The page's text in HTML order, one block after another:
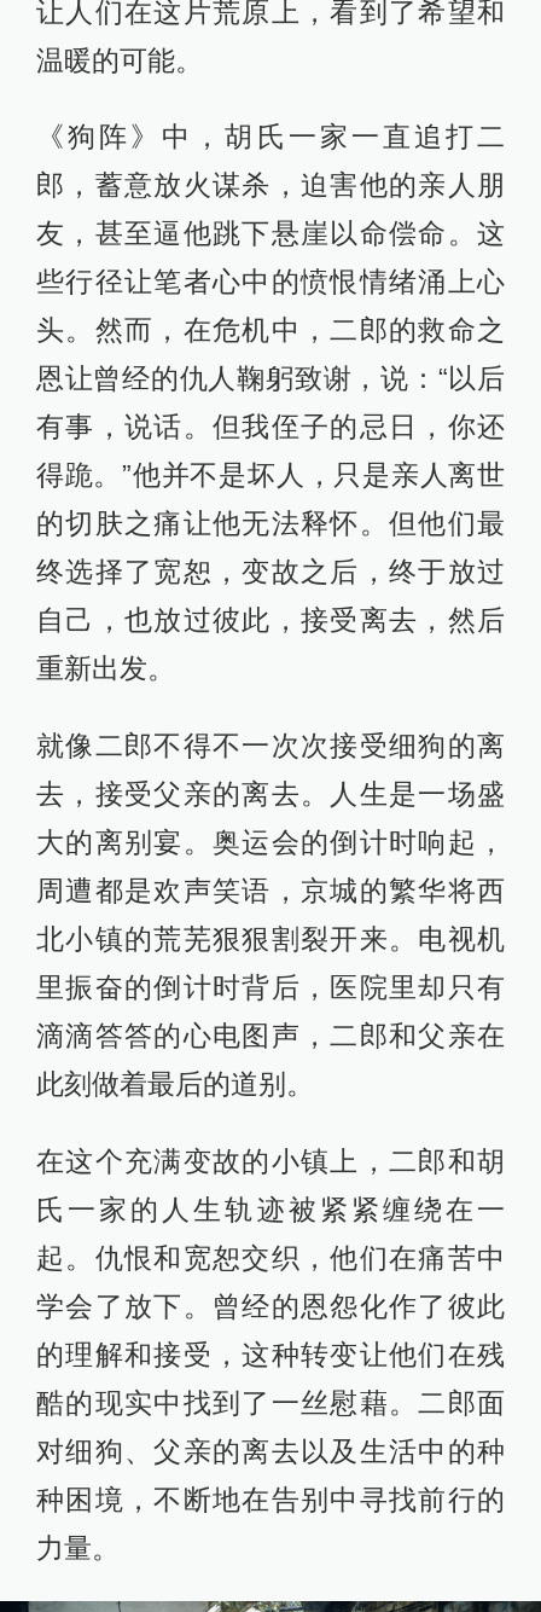
让人们在这片荒原上，看到了希望和
温暖的可能。
《狗阵》中，胡氏一家一直追打二
郎，蓄意放火谋杀，迫害他的亲人朋
友，甚至逼他跳下悬崖以命偿命。这
些行径让笔者心中的愤恨情绪涌上心
头。然而，在危机中，二郎的救命之
恩让曾经的仇人鞠躬致谢，说：“以后
有事，说话。但我侄子的忌日，你还
得跪。”他并不是坏人，只是亲人离世
的切肤之痛让他无法释怀。但他们最
终选择了宽恕，变故之后，终于放过
自己，也放过彼此，接受离去，然后
重新出发。
就像二郎不得不一次次接受细狗的离
去，接受父亲的离去。人生是一场盛
大的离别宴。奥运会的倒计时响起，
周遭都是欢声笑语，京城的繁华将西
北小镇的荒芜狠狠割裂开来。电视机
里振奋的倒计时背后，医院里却只有
滴滴答答的心电图声，二郎和父亲在
此刻做着最后的道别。
在这个充满变故的小镇上，二郎和胡
氏一家的人生轨迹被紧紧缠绕在一
起。仇恨和宽恕交织，他们在痛苦中
学会了放下。曾经的恩怨化作了彼此
的理解和接受，这种转变让他们在残
酷的现实中找到了一丝慰藉。二郎面
对细狗、父亲的离去以及生活中的种
种困境，不断地在告别中寻找前行的
力量。